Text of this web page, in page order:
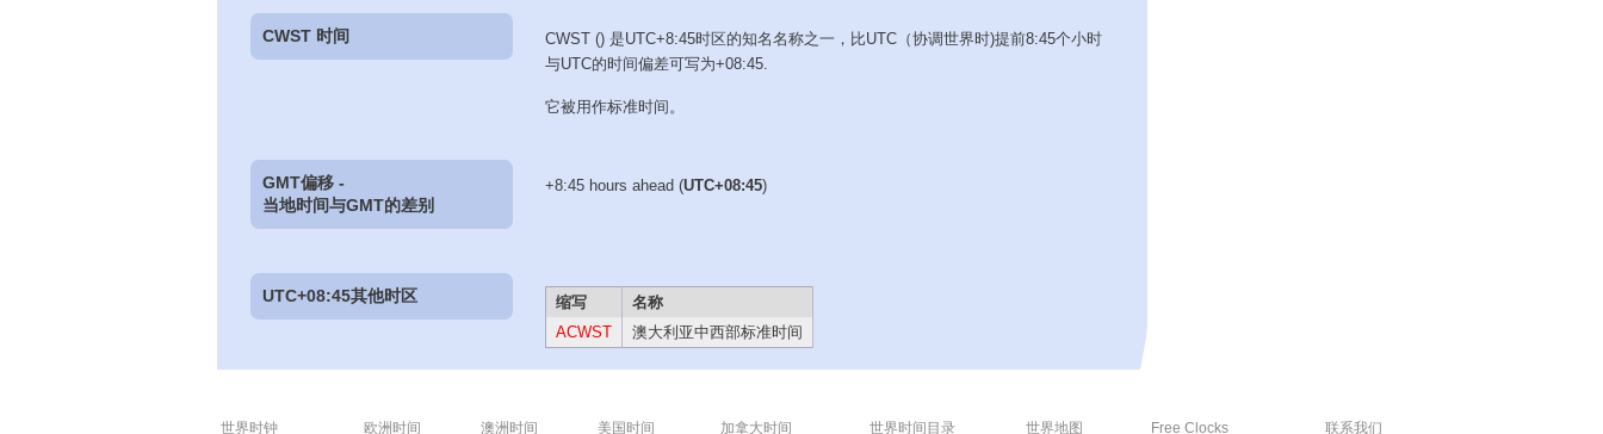
CWST 时间
CWST () 是UTC+8:45时区的知名名称之一，比UTC（协调世界时)提前8:45个小时
与UTC的时间偏差可写为+08:45.
它被用作标准时间。
GMT偏移 -
当地时间与GMT的差别
+8:45 hours ahead (UTC+08:45)
UTC+08:45其他时区 缩写
名称
ACWST
澳大利亚中西部标准时间
世界时钟 欧洲时间 澳洲时间 美国时间 加拿大时间 世界时间目录 世界地图 Free Clocks 联系我们